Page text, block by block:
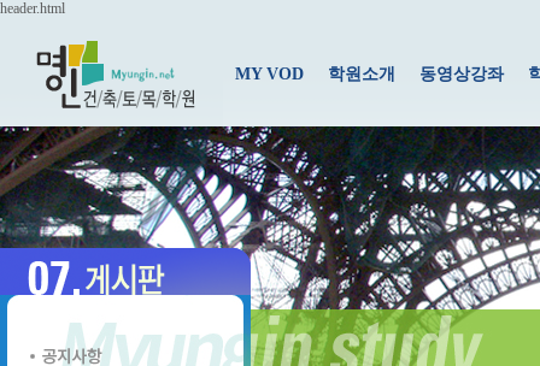
header.html
MY VOD 학원소개 동영상강좌